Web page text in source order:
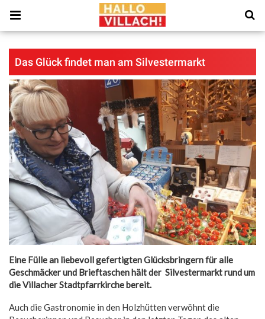
Das Glück findet man am Silvestermarkt
Eine Fülle an liebevoll gefertigten Glücksbringern für alle
Geschmäcker und Brieftaschen hält der Silvestermarkt rund um
die Villacher Stadtpfarrkirche bereit.
Auch die Gastronomie in den Holzhütten verwöhnt die